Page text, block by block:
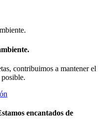
contribuimos a mantener el
encantados de